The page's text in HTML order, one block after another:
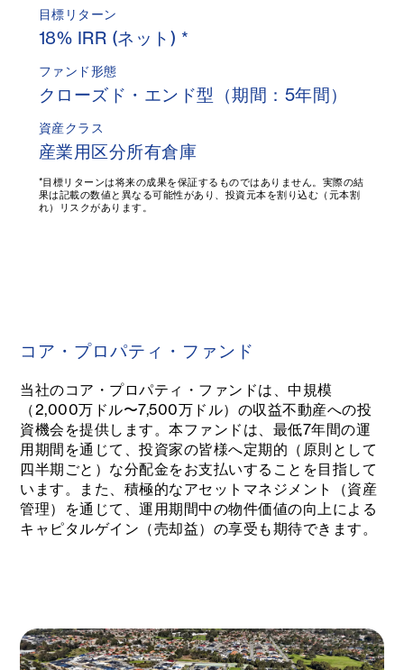
目標リターン
18% IRR (ネット) *
ファンド形態
クローズド・エンド型（期間：5年間）
資産クラス
産業用区分所有倉庫
*目標リターンは将来の成果を保証するものではありません。実際の結
果は記載の数値と異なる可能性があり、投資元本を割り込む（元本割
れ）リスクがあります。
コア・プロパティ・ファンド
当社のコア・プロパティ・ファンドは、中規模
（2,000万ドル〜7,500万ドル）の収益不動産への投
資機会を提供します。本ファンドは、最低7年間の運
用期間を通じて、投資家の皆様へ定期的（原則として
四半期ごと）な分配金をお支払いすることを目指して
います。また、積極的なアセットマネジメント（資産
管理）を通じて、運用期間中の物件価値の向上による
キャピタルゲイン（売却益）の享受も期待できます。